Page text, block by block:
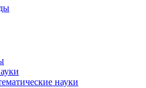
науки